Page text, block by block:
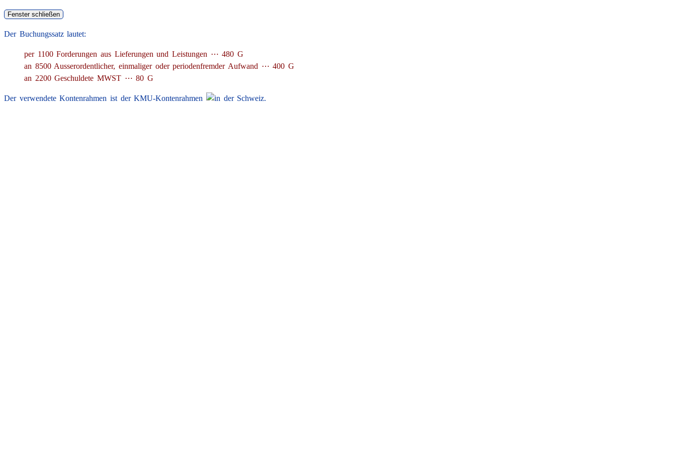
Der Buchungssatz lautet:
per 1100 Forderungen aus Lieferungen und Leistungen ⋯ 480 G
an 8500 Ausserordentlicher, einmaliger oder periodenfremder Aufwand ⋯ 400 G
an 2200 Geschuldete MWST ⋯ 80 G
Der verwendete Kontenrahmen ist der KMU-Kontenrahmen .